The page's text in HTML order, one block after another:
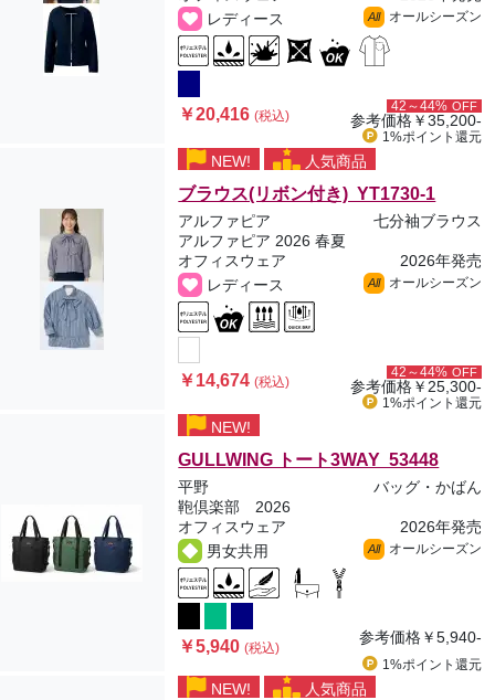
レディース
All オールシーズン
￥20,416(税込)
42～44% OFF
参考価格￥35,200-
1%ポイント 還元
NEW! 人気商品
ブラウス(リボン付き) YT1730-1
アルファピア
七分袖ブラウス
アルファピア 2026 春夏
オフィスウェア
2026年発売
レディース
All オールシーズン
￥14,674(税込)
42～44% OFF
参考価格￥25,300-
1%ポイント 還元
NEW!
GULLWING トート3WAY 53448
平野
バッグ・かばん
鞄倶楽部 2026
オフィスウェア
2026年発売
男女共用
All オールシーズン
￥5,940(税込)
参考価格￥5,940-
1%ポイント 還元
NEW! 人気商品